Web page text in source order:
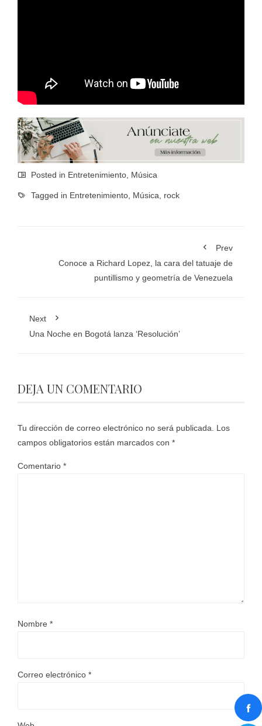
Posted in Entretenimiento Música
Tagged in Entretenimiento Música rock
Prev
Conoce a Richard Lopez, la cara del tatuaje de
puntillismo y geometría de Venezuela
Next
Una Noche en Bogotá lanza ‘Resolución’
DEJA UN COMENTARIO
Tu dirección de correo electrónico no será publicada.
Los
campos obligatorios están marcados con *
Comentario *
Nombre *
Correo electrónico *